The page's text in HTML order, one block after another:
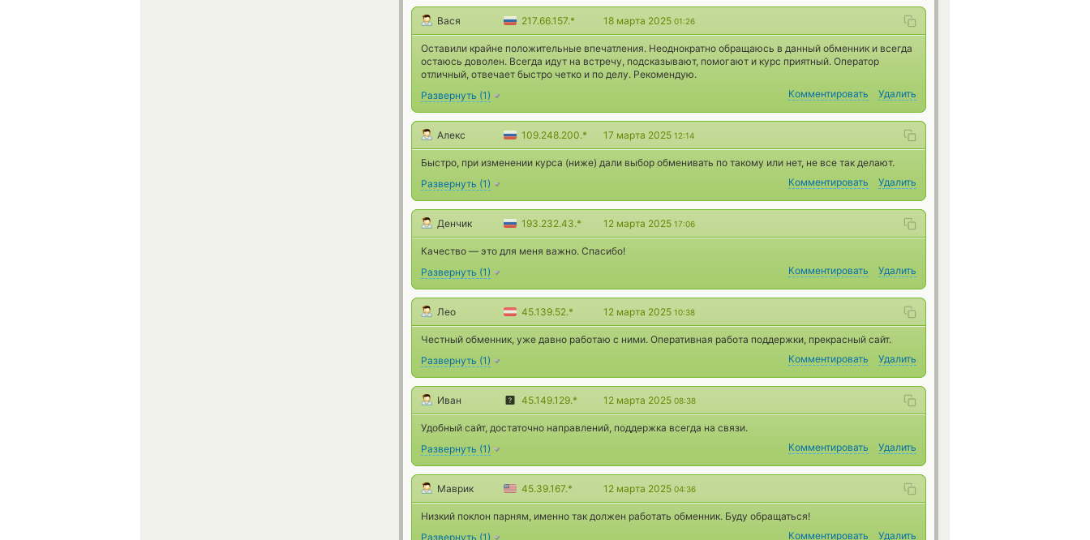
Вася 217.66.157.* 18 марта 2025 01:26
Оставили крайне положительные впечатления. Неоднократно обращаюсь в данный обменник и всегда
остаюсь доволен. Всегда идут на встречу, подсказывают, помогают и курс приятный. Оператор
отличный, отвечает быстро четко и по делу. Рекомендую.
Развернуть (1) Комментировать Удалить
Алекс 109.248.200.* 17 марта 2025 12:14
Быстро, при изменении курса (ниже) дали выбор обменивать по такому или нет, не все так делают.
Развернуть (1) Комментировать Удалить
Денчик 193.232.43.* 12 марта 2025 17:06
Качество — это для меня важно. Спасибо!
Развернуть (1) Комментировать Удалить
Лео 45.139.52.* 12 марта 2025 10:38
Честный обменник, уже давно работаю с ними. Оперативная работа поддержки, прекрасный сайт.
Развернуть (1) Комментировать Удалить
Иван 45.149.129.* 12 марта 2025 08:38
Удобный сайт, достаточно направлений, поддержка всегда на связи.
Развернуть (1) Комментировать Удалить
Маврик 45.39.167.* 12 марта 2025 04:36
Низкий поклон парням, именно так должен работать обменник. Буду обращаться!
Развернуть (1) Комментировать Удалить